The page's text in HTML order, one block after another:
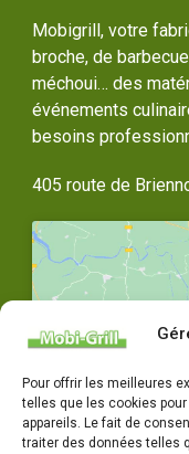
Pour offrir les meilleures
telles que les cookies
appareils. Le fait de
traiter des données telles
Mobigrill, votre
broche, de
méchoui… des
événements
besoins
405 route de